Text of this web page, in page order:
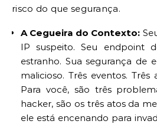
risco do que segurança.
A Cegueira do Contexto:
IP suspeito. Seu endpoint
estranho. Sua segurança de
malicioso. Três eventos. Três
Para você, são três
hacker, são os três atos da
ele está encenando para